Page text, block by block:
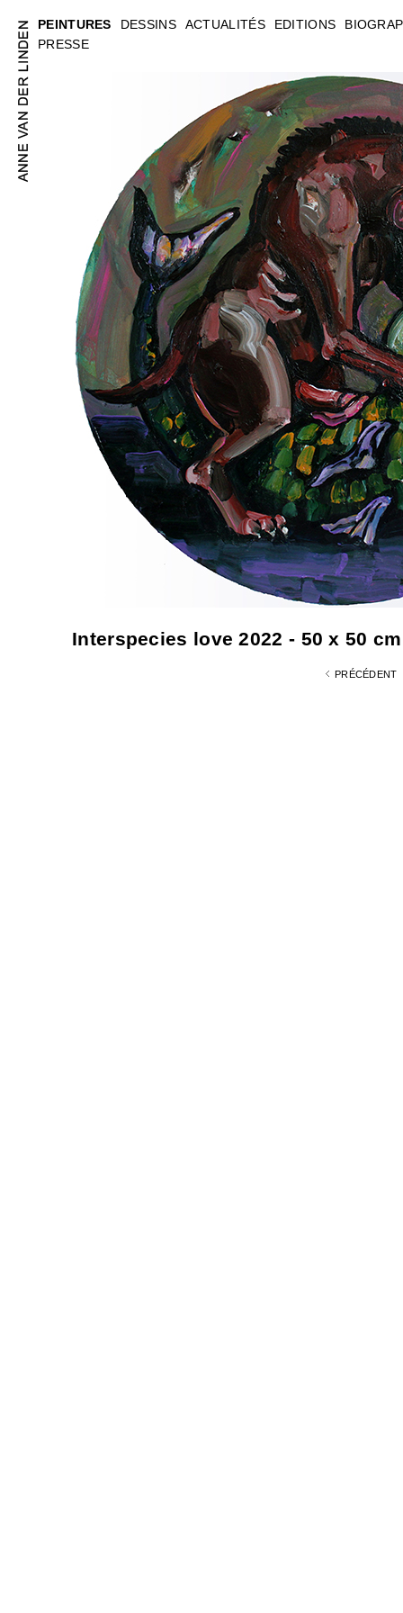
PEINTURES
PRESSE
DESSINS ACTUALITÉS EDITIONS
Interspecies love 2022 - 50 x 50
PRÉCÉDENT